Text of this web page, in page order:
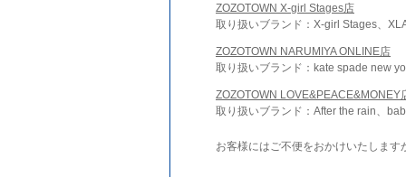
ZOZOTOWN X-girl Stages店
取り扱いブランド：X-girl Stages、
ZOZOTOWN NARUMIYA ONLINE店
取り扱いブランド：kate spade new
ZOZOTOWN LOVE&PEACE&MONEY
取り扱いブランド：After the rain、
お客様にはご不便をおかけいたします